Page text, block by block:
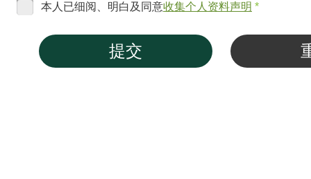
本人已细阅、明白及同意收集个人资料声明 *
提交